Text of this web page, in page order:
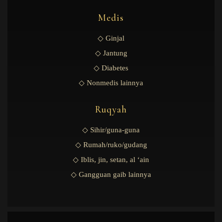
Medis
◇ Ginjal
◇ Jantung
◇ Diabetes
◇ Nonmedis lainnya
Ruqyah
◇ Sihir/guna-guna
◇ Rumah/ruko/gudang
◇ Iblis, jin, setan, al ‘ain
◇ Gangguan gaib lainnya